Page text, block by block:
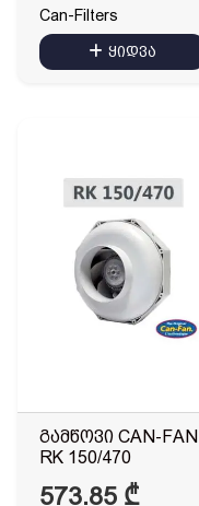
Can-Filters
ყიდვა
გამწოვი CAN-FAN
RK 150/470
573.85 ₾